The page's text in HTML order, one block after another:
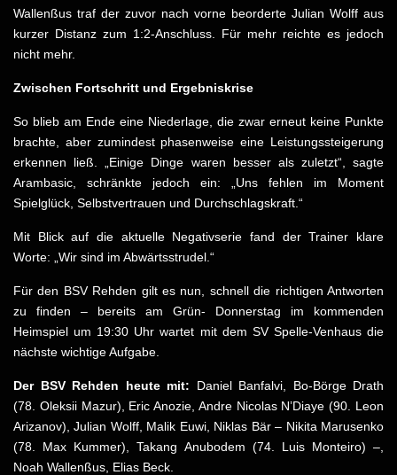
Wallenßus traf der zuvor nach vorne beorderte Julian Wolff aus
kurzer Distanz zum 1:2-Anschluss. Für mehr reichte es jedoch
nicht mehr.
Zwischen Fortschritt und Ergebniskrise
So blieb am Ende eine Niederlage, die zwar erneut keine Punkte
brachte, aber zumindest phasenweise eine Leistungssteigerung
erkennen ließ. „Einige Dinge waren besser als zuletzt“, sagte
Arambasic, schränkte jedoch ein: „Uns fehlen im Moment
Spielglück, Selbstvertrauen und Durchschlagskraft.“
Mit Blick auf die aktuelle Negativserie fand der Trainer klare
Worte: „Wir sind im Abwärtsstrudel.“
Für den BSV Rehden gilt es nun, schnell die richtigen Antworten
zu finden – bereits am Grün- Donnerstag im kommenden
Heimspiel um 19:30 Uhr wartet mit dem SV Spelle-Venhaus die
nächste wichtige Aufgabe.
Der BSV Rehden heute mit: Daniel Banfalvi, Bo-Börge Drath
(78. Oleksii Mazur), Eric Anozie, Andre Nicolas N’Diaye (90. Leon
Arizanov), Julian Wolff, Malik Euwi, Niklas Bär – Nikita Marusenko
(78. Max Kummer), Takang Anubodem (74. Luis Monteiro) –,
Noah Wallenßus, Elias Beck.